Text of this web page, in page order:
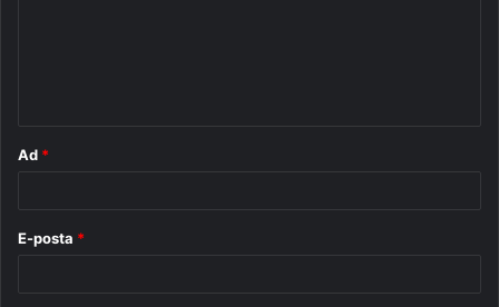
Ad *
E-posta *